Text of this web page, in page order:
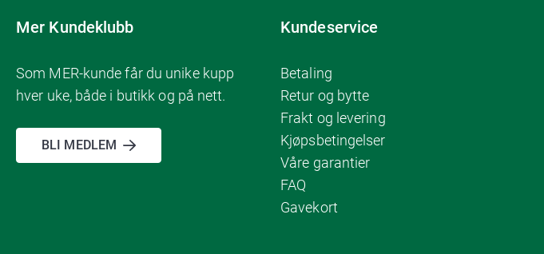
Mer Kundeklubb
Som MER-kunde får du unike kupp
hver uke, både i butikk og på nett.
BLI MEDLEM
Kundeservice
Betaling
Retur og bytte
Frakt og levering
Kjøpsbetingelser
Våre garantier
FAQ
Gavekort